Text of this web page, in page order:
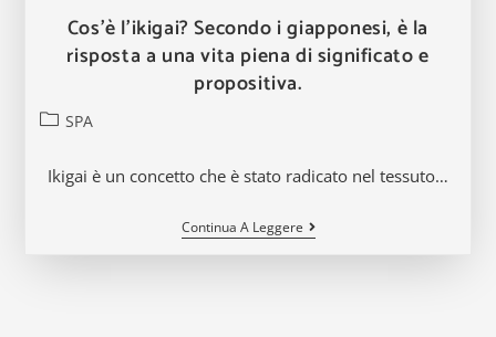
Cos’è l’ikigai? Secondo i giapponesi, è la
risposta a una vita piena di significato e
propositiva.
Categoria
SPA
Ikigai è un concetto che è stato radicato nel tessuto…
Continua A LeggereCos’è
L’ikigai?